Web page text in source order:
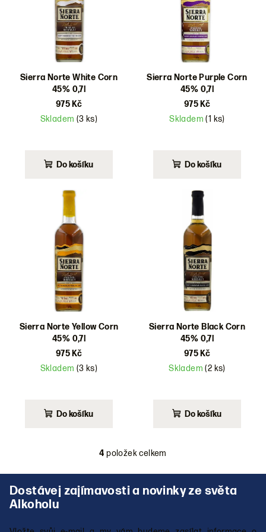
Sierra Norte White Corn
45% 0,7l
975 Kč
Skladem (3 ks)
Do košíku
Sierra Norte Purple Corn
45% 0,7l
975 Kč
Skladem(1 ks)
Do košíku
Sierra Norte Yellow Corn
45% 0,7l
975 Kč
Skladem (3 ks)
Do košíku
Sierra Norte Black Corn
45% 0,7l
975 Kč
Skladem(2 ks)
Do košíku
O
v
l
a
4 položek celkem